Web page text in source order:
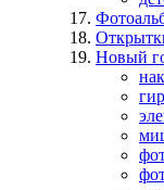
Новый